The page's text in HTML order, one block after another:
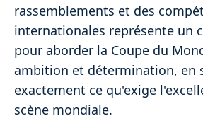
rassemblements et des
internationales représente un
pour aborder la Coupe du
ambition et détermination, en
exactement ce qu'exige
scène mondiale.